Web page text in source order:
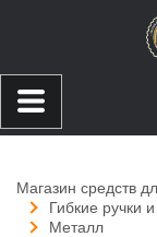
Магазин средств
Гибкие ручки
Металл